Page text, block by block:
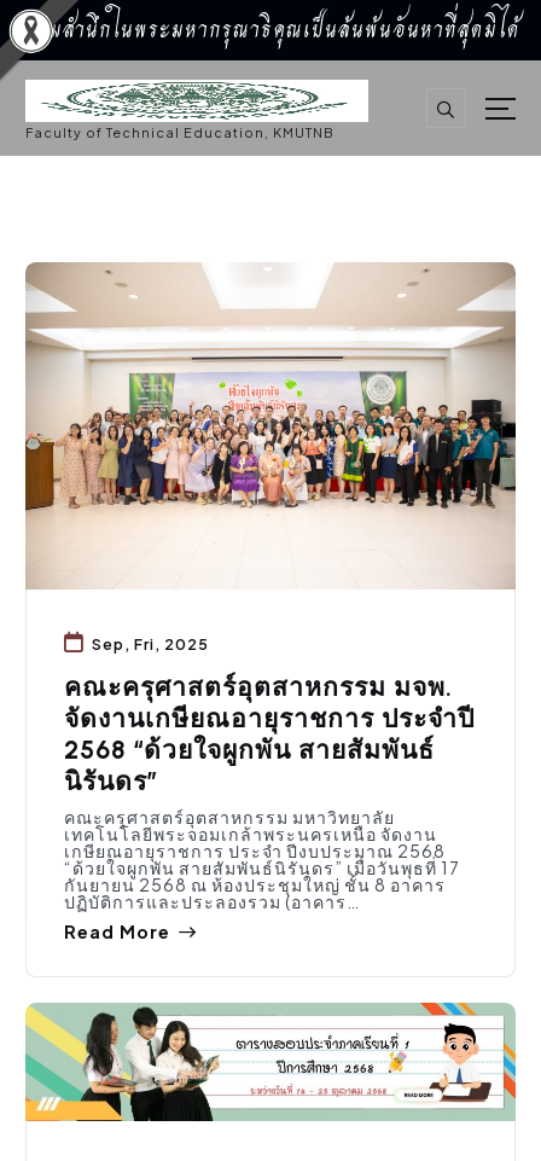
น้อมสำนึกในพระมหากรุณาธิคุณเป็นล้นพ้นอันหาที่สุดมิได้
S
k
o
Faculty of Technical Education, KMUTNB
Sep, Fri, 2025
คณะครุศาสตร์อุตสาหกรรม มจพ.
จัดงานเกษียณอายุราชการ ประจำปี
2568 “ด้วยใจผูกพัน สายสัมพันธ์
นิรันดร”
คณะครุศาสตร์อุตสาหกรรม มหาวิทยาลัย
เทคโนโลยีพระจอมเกล้าพระนครเหนือ จัดงาน
เกษียณอายุราชการ ประจำ ปีงบประมาณ 2568
“ด้วยใจผูกพัน สายสัมพันธ์นิรันดร” เมื่อวันพุธที่ 17
กันยายน 2568 ณ ห้องประชุมใหญ่ ชั้น 8 อาคาร
ปฏิบัติการและประลองรวม (อาคาร…
Read More
การศึกษา,ประชาสัมพันธ์